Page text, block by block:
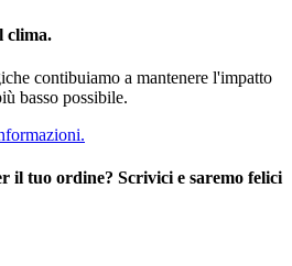
clima.
contibuiamo a mantenere l'impatto
basso possibile.
il tuo ordine? Scrivici e saremo felici